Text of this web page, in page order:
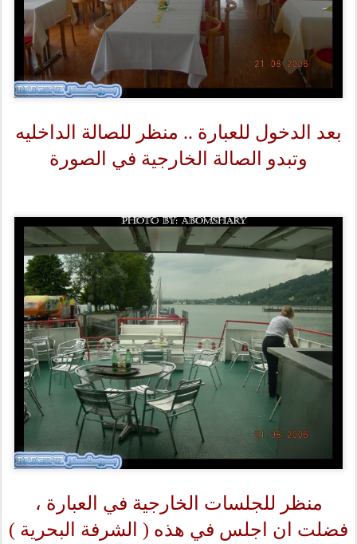
بعد الدخول للعبارة .. منظر للصالة الداخليه
وتبدو الصالة الخارجية في الصورة
منظر للجلسات الخارجية في العبارة ،
فضلت ان اجلس في هذه ( الشرفة البحرية )